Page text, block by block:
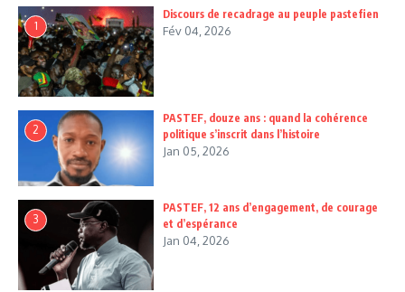
1
Discours de recadrage au peuple pastefien
Fév 04, 2026
2
PASTEF, douze ans : quand la cohérence
politique s’inscrit dans l’histoire
Jan 05, 2026
3
PASTEF, 12 ans d’engagement, de courage
et d’espérance
Jan 04, 2026